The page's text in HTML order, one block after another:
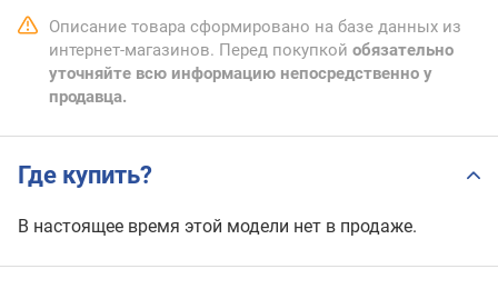
Описание товара сформировано на базе данных из
интернет-магазинов. Перед покупкой обязательно
уточняйте всю информацию непосредственно у
продавца.
Где купить?
В настоящее время этой модели нет в продаже.